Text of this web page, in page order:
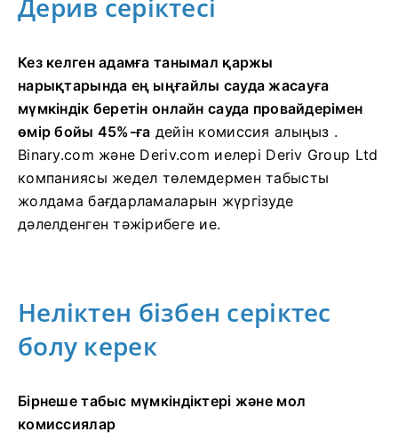
Дерив серіктесі
Кез келген адамға танымал қаржы
нарықтарында ең ыңғайлы сауда жасауға
мүмкіндік беретін онлайн сауда провайдерімен
өмір бойы 45%-ға дейін комиссия алыңыз .
Binary.com және Deriv.com иелері Deriv Group Ltd
компаниясы жедел төлемдермен табысты
жолдама бағдарламаларын жүргізуде
дәлелденген тәжірибеге ие.
Неліктен бізбен серіктес
болу керек
Бірнеше табыс мүмкіндіктері және мол
комиссиялар